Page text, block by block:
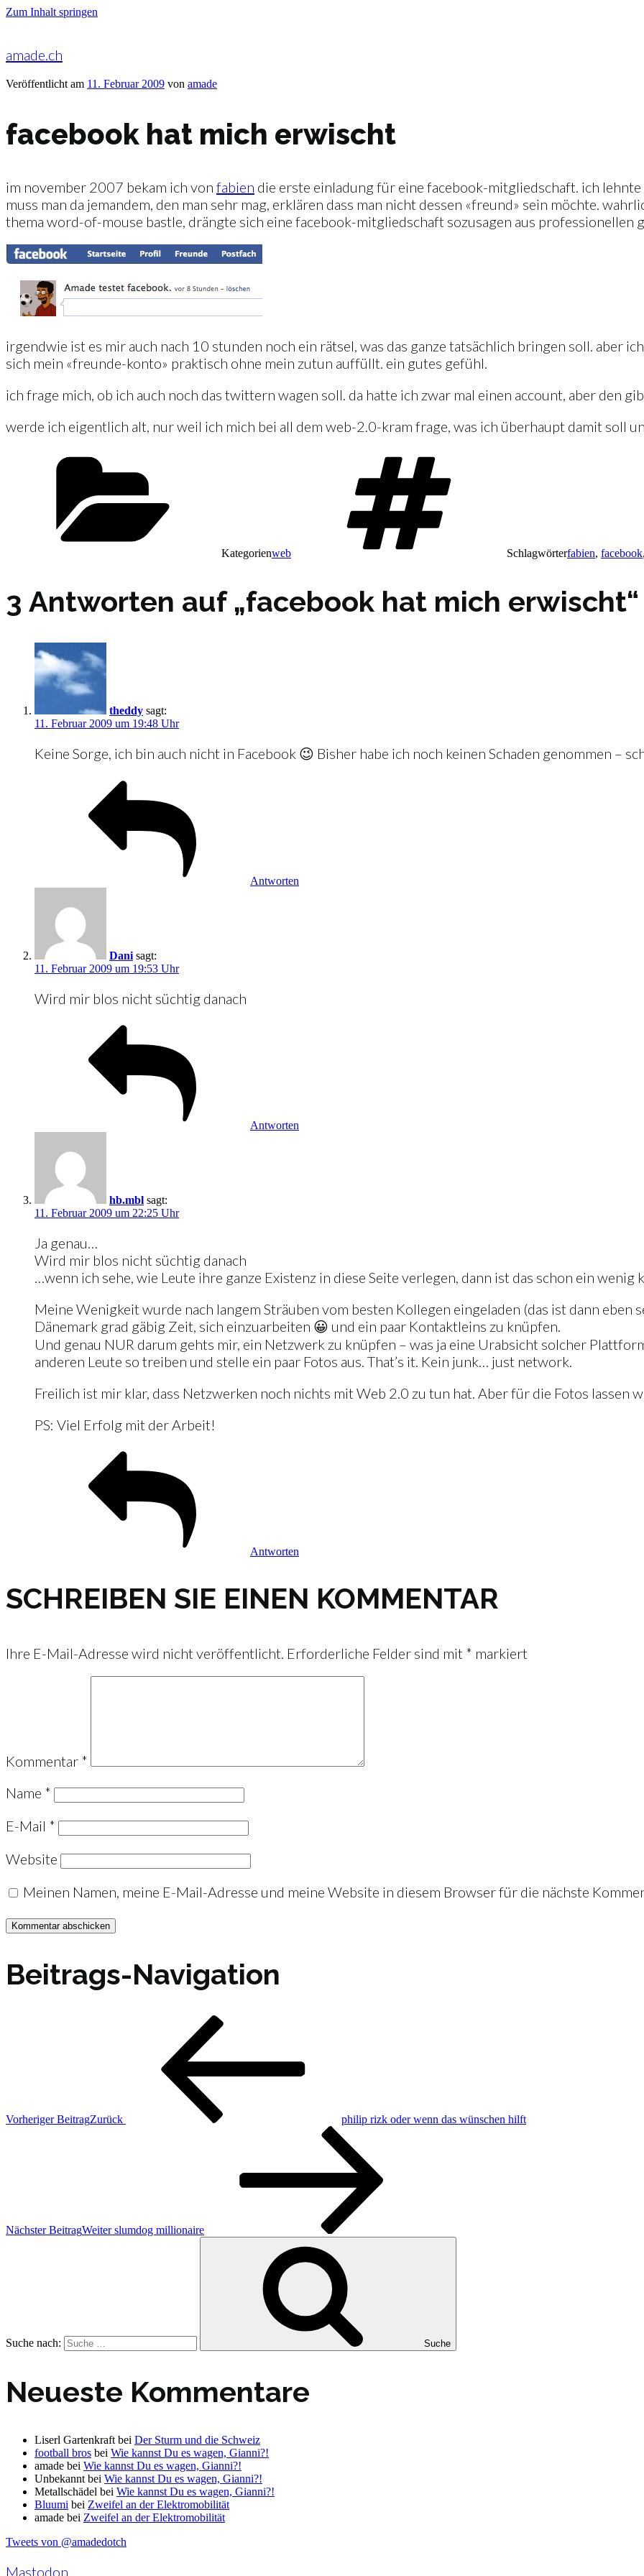
Zum Inhalt springen
amade.ch
Veröffentlicht am 11. Februar 2009 von amade
facebook hat mich erwischt
im november 2007 bekam ich von fabien die erste einladung für eine facebook-mitgliedschaft. ich
muss man da jemandem, den man sehr mag, erklären dass man nicht dessen «freund» sein möchte.
thema word-of-mouse bastle, drängte sich eine facebook-mitgliedschaft sozusagen aus professionellen
irgendwie ist es mir auch nach 10 stunden noch ein rätsel, was das ganze tatsächlich bringen soll. aber
sich mein «freunde-konto» praktisch ohne mein zutun auffüllt. ein gutes gefühl.
ich frage mich, ob ich auch noch das twittern wagen soll. da hatte ich zwar mal einen account, aber den
werde ich eigentlich alt, nur weil ich mich bei all dem web-2.0-kram frage, was ich überhaupt damit soll
Kategorienweb Schlagwörterfabien, facebook,
3 Antworten auf „facebook hat mich erwischt“
theddy sagt:
11. Februar 2009 um 19:48 Uhr
Keine Sorge, ich bin auch nicht in Facebook 😉 Bisher habe ich noch keinen Schaden genommen –
Antworten
Dani sagt:
11. Februar 2009 um 19:53 Uhr
Wird mir blos nicht süchtig danach
Antworten
hb.mbl sagt:
11. Februar 2009 um 22:25 Uhr
Ja genau…
Wird mir blos nicht süchtig danach
…wenn ich sehe, wie Leute ihre ganze Existenz in diese Seite verlegen, dann ist das schon ein wenig
Meine Wenigkeit wurde nach langem Sträuben vom besten Kollegen eingeladen (das ist dann eben
Dänemark grad gäbig Zeit, sich einzuarbeiten 😀 und ein paar Kontaktleins zu knüpfen.
Und genau NUR darum gehts mir, ein Netzwerk zu knüpfen – was ja eine Urabsicht solcher
anderen Leute so treiben und stelle ein paar Fotos aus. That’s it. Kein junk… just network.
Freilich ist mir klar, dass Netzwerken noch nichts mit Web 2.0 zu tun hat. Aber für die Fotos lassen
PS: Viel Erfolg mit der Arbeit!
Antworten
SCHREIBEN SIE EINEN KOMMENTAR
Ihre E-Mail-Adresse wird nicht veröffentlicht. Erforderliche Felder sind mit * markiert
Kommentar *
Name *
E-Mail *
Website
Meinen Namen, meine E-Mail-Adresse und meine Website in diesem Browser für die nächste
Beitrags-Navigation
Vorheriger BeitragZurück philip rizk oder wenn das wünschen hilft
Nächster BeitragWeiter slumdog millionaire
Suche nach: Suche
Neueste Kommentare
Liserl Gartenkraft bei Der Sturm und die Schweiz
football bros bei Wie kannst Du es wagen, Gianni?!
amade bei Wie kannst Du es wagen, Gianni?!
Unbekannt bei Wie kannst Du es wagen, Gianni?!
Metallschädel bei Wie kannst Du es wagen, Gianni?!
Bluumi bei Zweifel an der Elektromobilität
amade bei Zweifel an der Elektromobilität
Tweets von @amadedotch
Mastodon